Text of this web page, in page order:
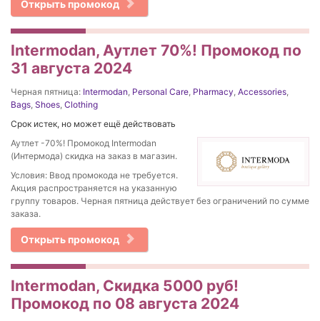
Открыть промокод
Intermodan, Аутлет 70%! Промокод по
31 августа 2024
Черная пятница: Intermodan, Personal Care, Pharmacy, Accessories,
Bags, Shoes, Clothing
Срок истек, но может ещё действовать
Аутлет -70%! Промокод Intermodan
(Интермода) скидка на заказ в магазин.
Условия: Ввод промокода не требуется.
Акция распространяется на указанную
группу товаров. Черная пятница действует без ограничений по сумме
заказа.
Открыть промокод
Intermodan, Скидка 5000 руб!
Промокод по 08 августа 2024